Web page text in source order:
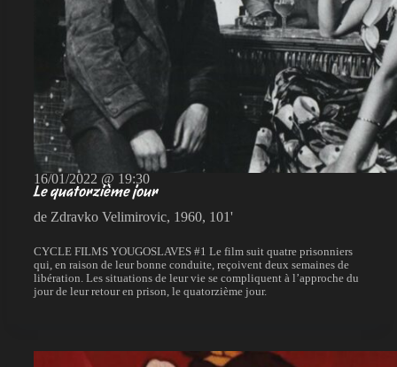
16/01/2022 @ 19:30
Le quatorzième jour
de Zdravko Velimirovic, 1960, 101'
CYCLE FILMS YOUGOSLAVES #1 Le film suit quatre prisonniers
qui, en raison de leur bonne conduite, reçoivent deux semaines de
libération. Les situations de leur vie se compliquent à l’approche du
jour de leur retour en prison, le quatorzième jour.